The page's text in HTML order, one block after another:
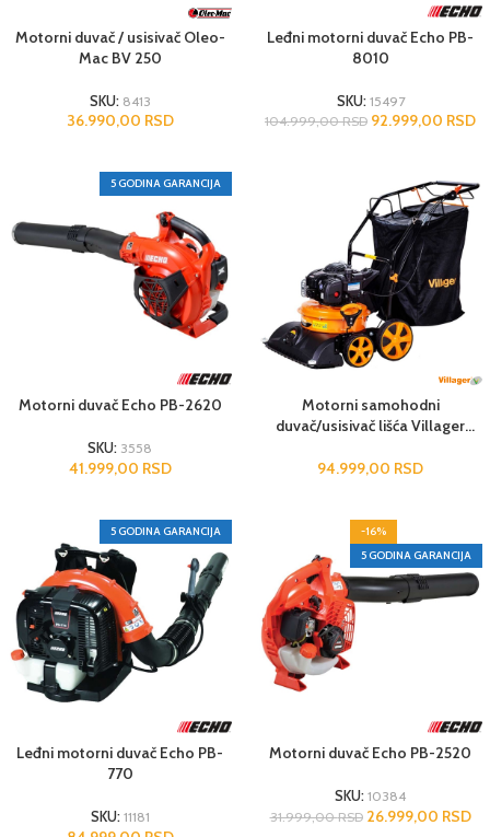
Motorni duvač / usisivač Oleo-
Mac BV 250
SKU: 8413
36.990,00 RSD
Leđni motorni duvač Echo PB-
8010
SKU: 15497
104.999,00RSD 92.999,00 RSD
5 GODINA GARANCIJA
Motorni duvač Echo PB-2620
SKU: 3558
41.999,00 RSD
Motorni samohodni
duvač/usisivač lišća Villager
94.999,00 RSD
5 GODINA GARANCIJA
Leđni motorni duvač Echo PB-
770
SKU: 11181
-16%
5 GODINA GARANCIJA
Motorni duvač Echo PB-2520
SKU: 10384
31.999,00RSD 26.999,00 RSD